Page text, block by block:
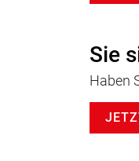
Sie
Haben